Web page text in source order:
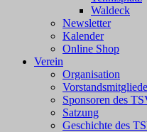
Waldeck
Newsletter
Kalender
Online Shop
Verein
Organisation
Sponsoren des
Satzung
Geschichte des